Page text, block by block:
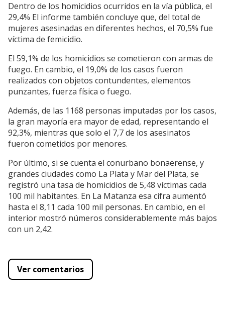
Dentro de los homicidios ocurridos en la vía pública, el
29,4% El informe también concluye que, del total de
mujeres asesinadas en diferentes hechos, el 70,5% fue
víctima de femicidio.
El 59,1% de los homicidios se cometieron con armas de
fuego. En cambio, el 19,0% de los casos fueron
realizados con objetos contundentes, elementos
punzantes, fuerza física o fuego.
Además, de las 1168 personas imputadas por los casos,
la gran mayoría era mayor de edad, representando el
92,3%, mientras que solo el 7,7 de los asesinatos
fueron cometidos por menores.
Por último, si se cuenta el conurbano bonaerense, y
grandes ciudades como La Plata y Mar del Plata, se
registró una tasa de homicidios de 5,48 víctimas cada
100 mil habitantes. En La Matanza esa cifra aumentó
hasta el 8,11 cada 100 mil personas. En cambio, en el
interior mostró números considerablemente más bajos
con un 2,42.
Ver comentarios